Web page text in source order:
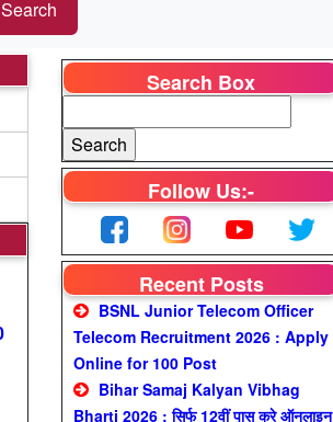
Search Box
Follow Us:-
Recent Posts
BSNL Junior Telecom Officer
Telecom Recruitment 2026 : Apply
Online for 100 Post
Bihar Samaj Kalyan Vibhag
Bharti 2026 : सिर्फ 12वीं पास करे ऑनलाइन